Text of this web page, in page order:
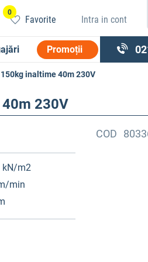
Favorite
0
Intra in cont
Promoții
inaltime 40m 230V
230V
kN/m2
min
COD